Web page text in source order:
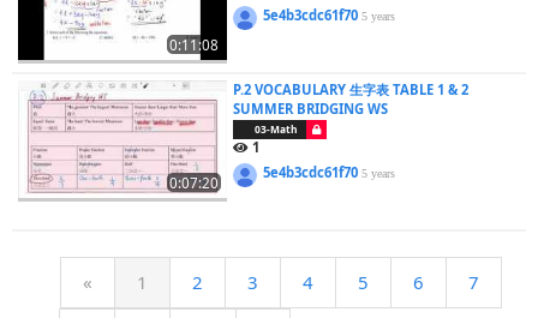
0:11:08
5e4b3cdc61f705 years
0:07:20
P.2 VOCABULARY 生字表 TABLE 1 & 2
SUMMER BRIDGING WS
03-Math
1
5e4b3cdc61f705 years
« 1 2 3 4 5 6 7